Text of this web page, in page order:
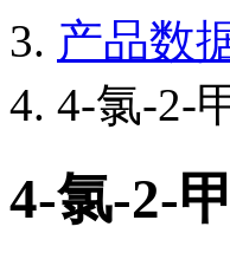
产品数
4-氯-2-
4-氯-2-